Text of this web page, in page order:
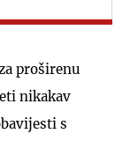
proširenu
nikakav
s